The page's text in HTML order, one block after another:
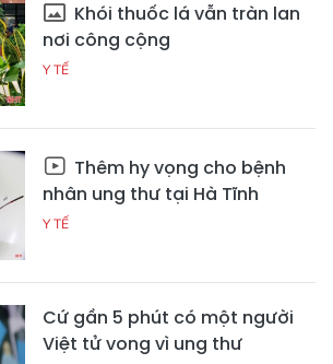
Khói thuốc lá vẫn tràn lan
nơi công cộng
Y TẾ
Thêm hy vọng cho bệnh
nhân ung thư tại Hà Tĩnh
Y TẾ
Cứ gần 5 phút có một người
Việt tử vong vì ung thư